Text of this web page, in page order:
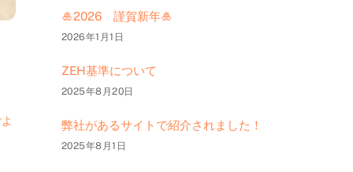
🎍2026 謹賀新年🎍
2026年1月1日
ZEH基準について
2025年8月20日
弊社があるサイトで紹介されました！
2025年8月1日